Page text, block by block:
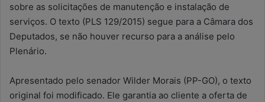
sobre as solicitações de manutenção e instalação de
serviços. O texto (PLS 129/2015) segue para a Câmara dos
Deputados, se não houver recurso para a análise pelo
Plenário.
Apresentado pelo senador Wilder Morais (PP-GO), o texto
original foi modificado. Ele garantia ao cliente a oferta de